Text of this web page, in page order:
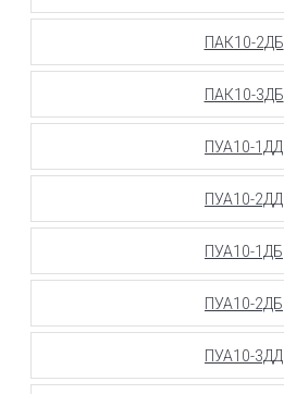
ПАК10-2ДБ
ПАК10-3ДБ
ПУА10-1ДД
ПУА10-2ДД
ПУА10-1ДБ
ПУА10-2ДБ
ПУА10-3ДД